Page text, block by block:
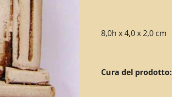
8,0h x 4,0 x 2,0cm
Cura del prodotto: